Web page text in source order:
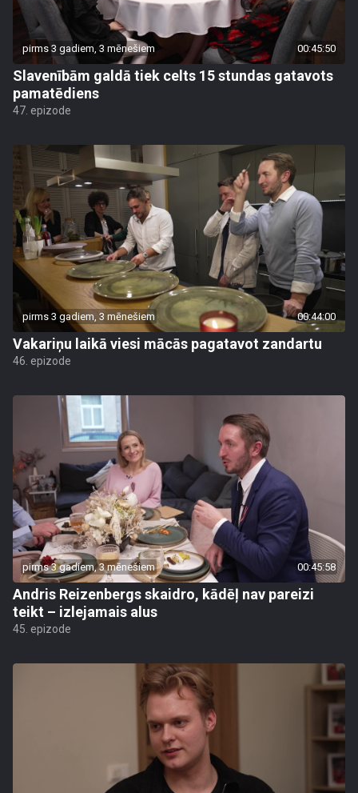
pirms 3 gadiem, 3 mēnešiem 00:45:50
Slavenībām galdā tiek celts 15 stundas gatavots
pamatēdiens
47. epizode
pirms 3 gadiem, 3 mēnešiem 00:44:00
Vakariņu laikā viesi mācās pagatavot zandartu
46. epizode
pirms 3 gadiem, 3 mēnešiem 00:45:58
Andris Reizenbergs skaidro, kādēļ nav pareizi
teikt – izlejamais alus
45. epizode